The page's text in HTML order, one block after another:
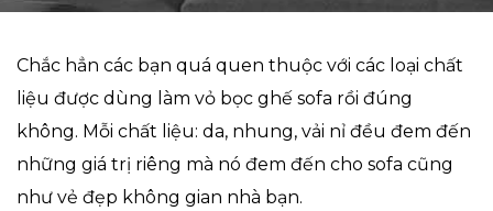
Chắc hẳn các bạn quá quen thuộc với các loại chất
liệu được dùng làm vỏ bọc ghế sofa rồi đúng
không. Mỗi chất liệu: da, nhung, vải nỉ đều đem đến
những giá trị riêng mà nó đem đến cho sofa cũng
như vẻ đẹp không gian nhà bạn.